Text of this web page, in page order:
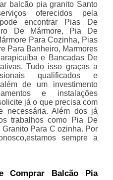
balcão pia granito Santo
oferecidos pela
encontrar Pias De
De Mármore, Pia De
Para Cozinha, Pias
Para Banheiro, Marmores
e Bancadas De
Tudo isso graças a
qualificados e
de um investimento
e instalações
já o que precisa com
necessária. Além dos já
trabalhos como Pia De
Para C ozinha. Por
sempre a
Comprar Balcão Pia